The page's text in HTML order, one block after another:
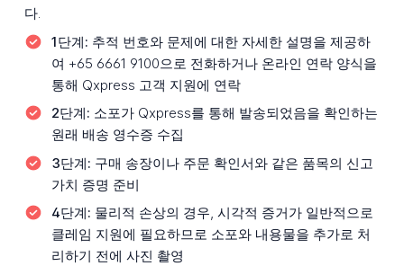
다.
1단계: 추적 번호와 문제에 대한 자세한 설명을 제공하
여 +65 6661 9100으로 전화하거나 온라인 연락 양식을
통해 Qxpress 고객 지원에 연락
2단계: 소포가 Qxpress를 통해 발송되었음을 확인하는
원래 배송 영수증 수집
3단계: 구매 송장이나 주문 확인서와 같은 품목의 신고
가치 증명 준비
4단계: 물리적 손상의 경우, 시각적 증거가 일반적으로
클레임 지원에 필요하므로 소포와 내용물을 추가로 처
리하기 전에 사진 촬영